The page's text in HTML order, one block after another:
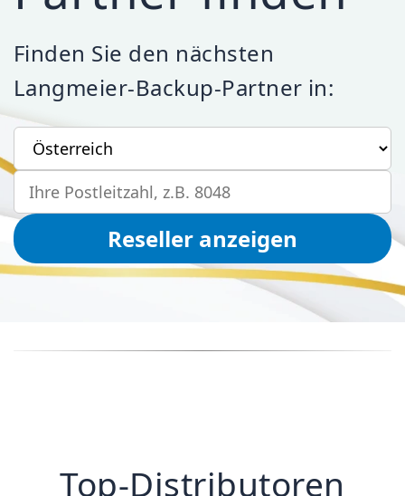
Finden Sie den nächsten
Langmeier-Backup-Partner in:
Ihr Land
Ihre Postleitzahl
Reseller anzeigen
Top-Distributoren